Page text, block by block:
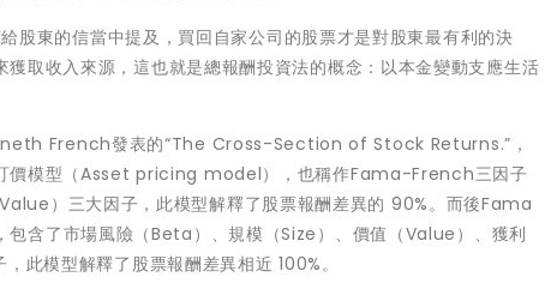
股東的信當中提及，買回自家公司的股票才是對股東最有利的決
取收入來源，這也就是總報酬投資法的概念：以本金變動支應生活
French發表的“The Cross-Section of Stock Returns.”，
價模型（Asset pricing model），也稱作Fama-French三因子
）三大因子，此模型解釋了股票報酬差異的 90%。而後Fama
含了市場風險（Beta）、規模（Size）、價值（Value）、獲利
模型解釋了股票報酬差異相近 100%。